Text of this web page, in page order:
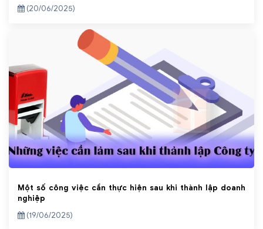
(20/06/2025)
Một số công việc cần thực hiện sau khi thành lập doanh
nghiệp
(19/06/2025)